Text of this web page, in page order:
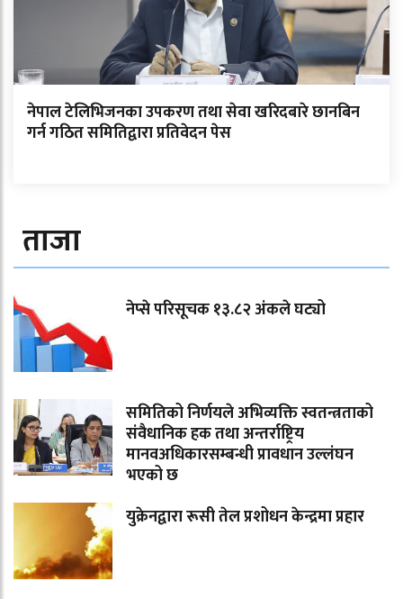
नेपाल टेलिभिजनका उपकरण तथा सेवा खरिदबारे छानबिन
गर्न गठित समितिद्वारा प्रतिवेदन पेस
ताजा
नेप्से परिसूचक १३.८२ अंकले घट्यो
समितिको निर्णयले अभिव्यक्ति स्वतन्त्रताको
संवैधानिक हक तथा अन्तर्राष्ट्रिय
मानवअधिकारसम्बन्धी प्रावधान उल्लंघन
भएको छ
युक्रेनद्वारा रूसी तेल प्रशोधन केन्द्रमा प्रहार